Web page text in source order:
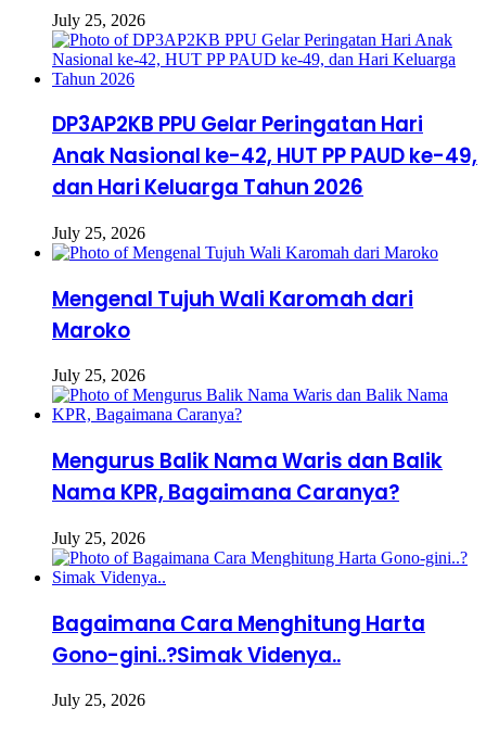
July 25, 2026
DP3AP2KB PPU Gelar Peringatan Hari
Anak Nasional ke-42, HUT PP PAUD ke-49,
dan Hari Keluarga Tahun 2026
July 25, 2026
Mengenal Tujuh Wali Karomah dari
Maroko
July 25, 2026
Mengurus Balik Nama Waris dan Balik
Nama KPR, Bagaimana Caranya?
July 25, 2026
Bagaimana Cara Menghitung Harta
Gono-gini..?Simak Videnya..
July 25, 2026